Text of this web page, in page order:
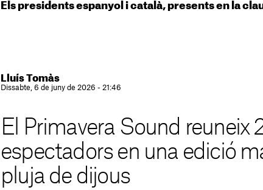
Els presidents espanyol i català, presents en la
Lluís Tomàs
Dissabte, 6 de juny de 2026 - 21:46
El Primavera Sound reuneix
espectadors en una edició
pluja de dijous